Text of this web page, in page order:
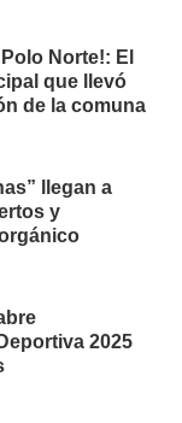
Norte!: El
que llevó
de la comuna
llegan a
y
2025